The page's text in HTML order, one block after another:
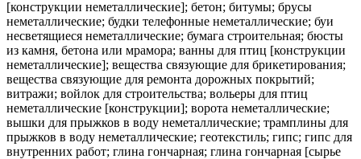
[конструкции неметаллические]; бетон; битумы; брусы
неметаллические; будки телефонные неметаллические; буи
несветящиеся неметаллические; бумага строительная; бюсты
из камня, бетона или мрамора; ванны для птиц [конструкции
неметаллические]; вещества связующие для брикетирования;
вещества связующие для ремонта дорожных покрытий;
витражи; войлок для строительства; вольеры для птиц
неметаллические [конструкции]; ворота неметаллические;
вышки для прыжков в воду неметаллические; трамплины для
прыжков в воду неметаллические; геотекстиль; гипс; гипс для
внутренних работ; глина гончарная; глина гончарная [сырье